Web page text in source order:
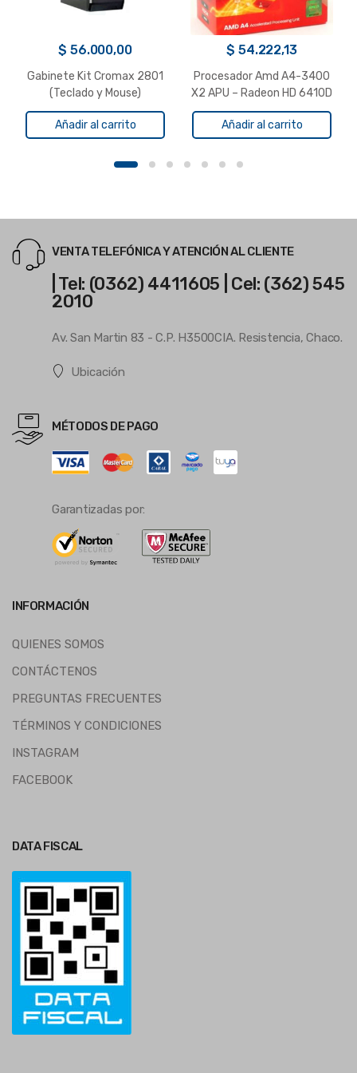
$ 56.000,00
Gabinete Kit Cromax 2801
(Teclado y Mouse)
C/Fuente 600W Negro
Añadir al carrito
$ 54.222,13
Procesador Amd A4-3400
X2 APU – Radeon HD 6410D
– FM1
Añadir al carrito
VENTA TELEFÓNICA Y ATENCIÓN AL CLIENTE
| Tel: (0362) 4411605 | Cel: (362) 545
2010
Av. San Martin 83 - C.P. H3500CIA. Resistencia, Chaco.
Ubicación
MÉTODOS DE PAGO
Garantizadas por:
INFORMACIÓN
QUIENES SOMOS
CONTÁCTENOS
PREGUNTAS FRECUENTES
TÉRMINOS Y CONDICIONES
INSTAGRAM
FACEBOOK
DATA FISCAL